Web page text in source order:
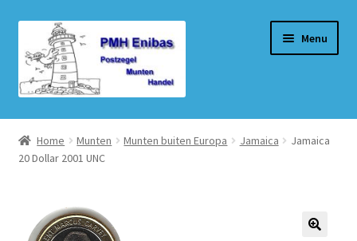
door
naar
navigatie
naar
de
inhoud
Menu
Home
Beurzen
Home Munten Munten buiten Europa Jamaica
Jamaica
20 Dollar 2001 UNC